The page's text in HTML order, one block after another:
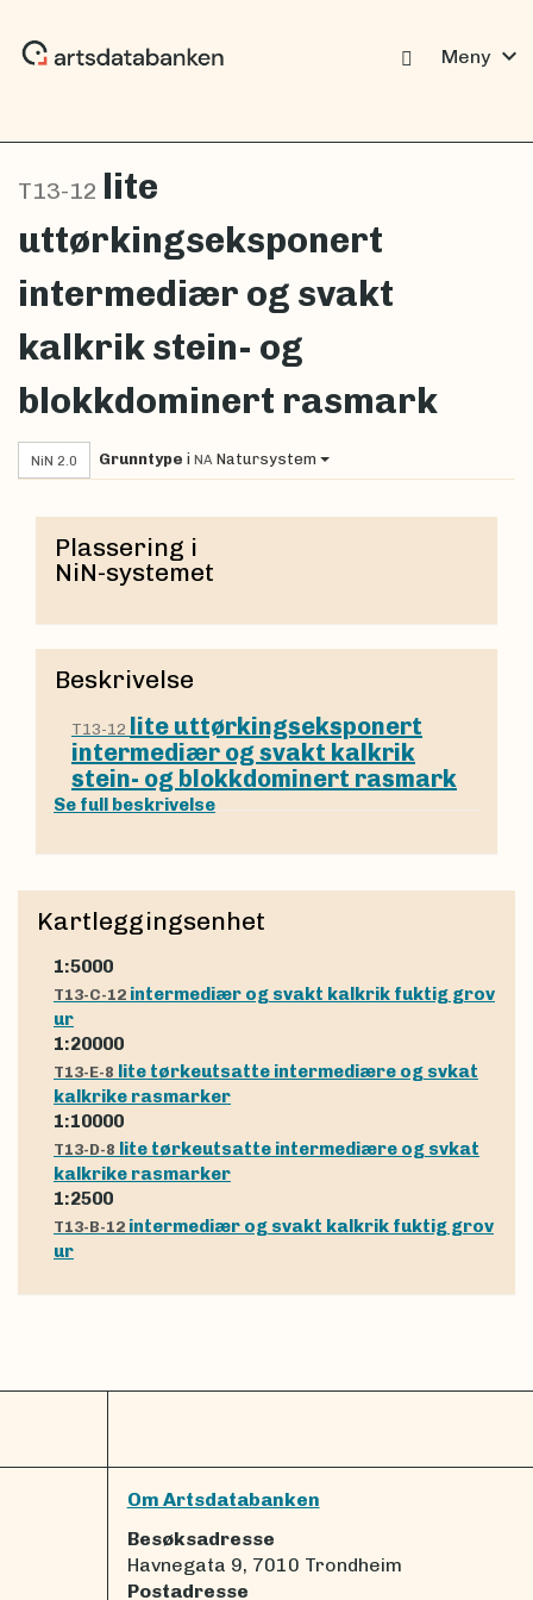
Meny expand_more
T13-12 lite
uttørkingseksponert
intermediær og svakt
kalkrik stein- og
blokkdominert rasmark
NiN 2.0 Grunntype i NA Natursystem
Plassering i
NiN-systemet
Beskrivelse
T13-12 lite uttørkingseksponert
intermediær og svakt kalkrik
stein- og blokkdominert rasmark
Se full beskrivelse
Kartleggingsenhet
1:5000
T13-C-12 intermediær og svakt kalkrik fuktig grov
ur
1:20000
T13-E-8 lite tørkeutsatte intermediære og svkat
kalkrike rasmarker
1:10000
T13-D-8 lite tørkeutsatte intermediære og svkat
kalkrike rasmarker
1:2500
T13-B-12 intermediær og svakt kalkrik fuktig grov
ur
Om Artsdatabanken
Besøksadresse
Havnegata 9, 7010 Trondheim
Postadresse